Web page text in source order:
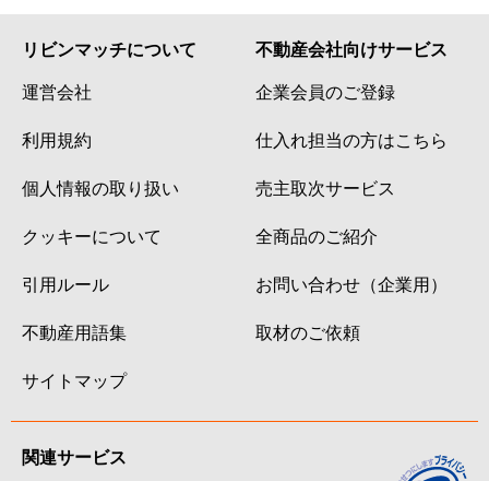
リビンマッチについて
運営会社
利用規約
個人情報の取り扱い
クッキーについて
引用ルール
不動産用語集
サイトマップ
不動産会社向けサービス
企業会員のご登録
仕入れ担当の方はこちら
売主取次サービス
全商品のご紹介
お問い合わせ（企業用）
取材のご依頼
関連サービス